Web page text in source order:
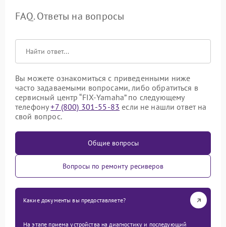
FAQ. Ответы на вопросы
Вы можете ознакомиться с приведенными ниже
часто задаваемыми вопросами, либо обратиться в
сервисный центр “FIX-Yamaha” по следующему
телефону+7 (800) 301-55-83 если не нашли ответ на
свой вопрос.
Общие вопросы
Вопросы по ремонту ресиверов
Какие документы вы предоставляете?
На этапе приема устройства на диагностику и последующий